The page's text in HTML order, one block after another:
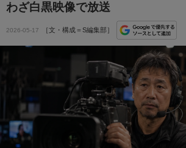
わざ白黒映像で放送
2026-05-17 ［文・構成＝S編集部］